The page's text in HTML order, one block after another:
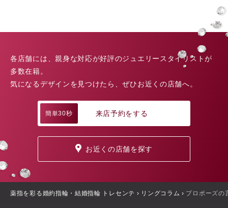
各店舗には、親身な対応が好評のジュエリースタイリストが
多数在籍。
気になるデザインを見つけたら、ぜひお近くの店舗へ。
簡単30秒 来店予約をする
お近くの店舗を探す
薬指を彩る婚約指輪・結婚指輪 トレセンテ › リングコラム › プロポーズの